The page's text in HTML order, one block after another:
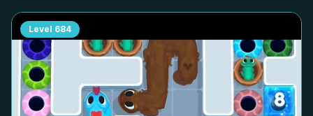
Level 684